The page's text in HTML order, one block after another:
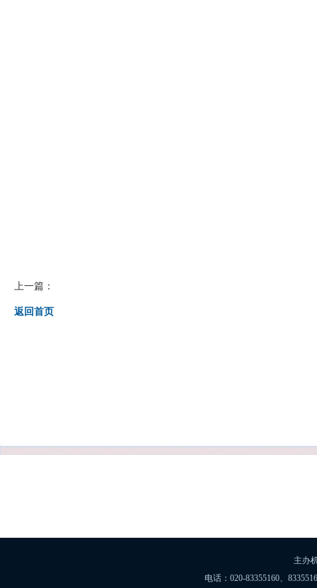
上一篇：
返回首页
主办
电话：020-83355160、